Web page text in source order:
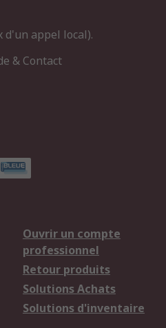
d'un appel local).
& Contact
Ouvrir un compte
professionnel
Retour produits
Solutions Achats
Solutions d'inventaire